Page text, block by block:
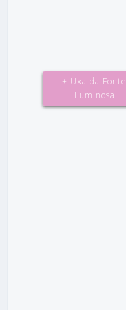
+ Uxa da Fonte
Luminosa